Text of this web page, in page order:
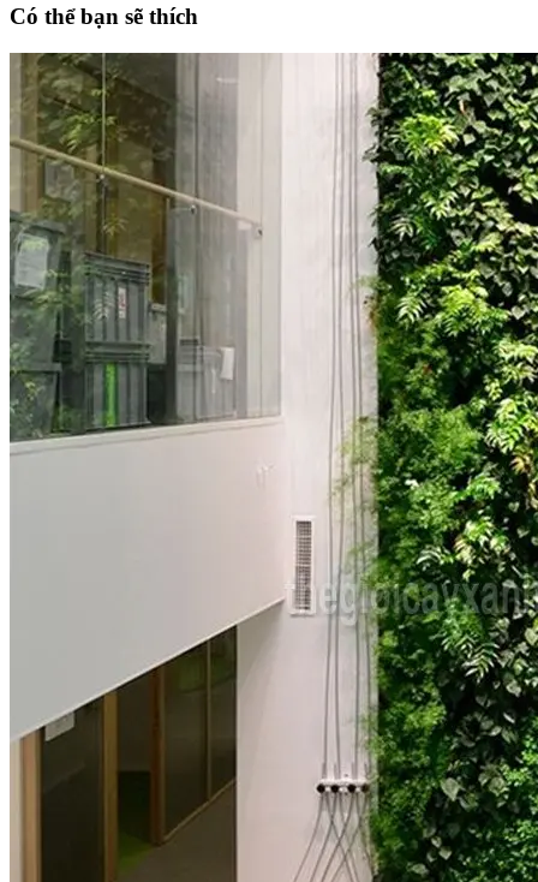
Có thể bạn sẽ thích